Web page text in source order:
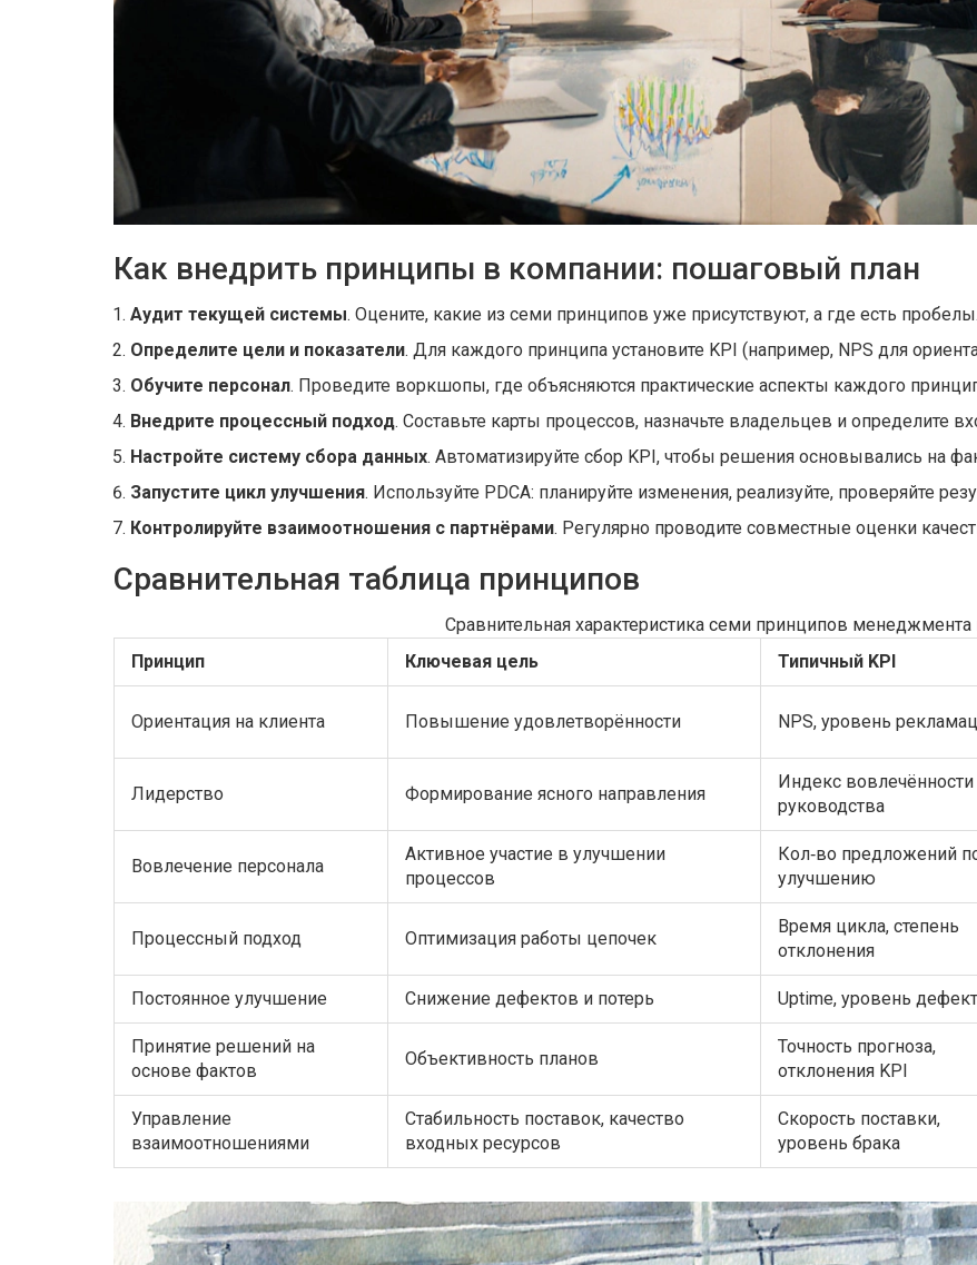
Как внедрить принципы в компании: пошаговый план
Аудит текущей системы. Оцените, какие из семи принципов уже присутствуют, а где есть пробелы.
Определите цели и показатели. Для каждого принципа установите KPI (например, NPS для
Обучите персонал. Проведите воркшопы, где объясняются практические аспекты каждого
Внедрите процессный подход. Составьте карты процессов, назначьте владельцев и определите
Настройте систему сбора данных. Автоматизируйте сбор KPI, чтобы решения основывались на
Запустите цикл улучшения. Используйте PDCA: планируйте изменения, реализуйте, проверяйте
Контролируйте взаимоотношения с партнёрами. Регулярно проводите совместные оценки
Сравнительная таблица принципов
Сравнительная характеристика семи принципов менеджмента
Принцип
Ключевая цель Типичный KPI
Ориентация на клиента Повышение удовлетворённости NPS, уровень
Лидерство Формирование ясного направления
Индекс вовлечённости
руководства
Вовлечение персонала
Активное участие в улучшении
процессов
Кол‑во предложений
улучшению
Процессный подход Оптимизация работы цепочек
Время цикла, степень
отклонения
Постоянное улучшение Снижение дефектов и потерь Uptime, уровень
Принятие решений на
основе фактов
Объективность планов
Точность прогноза,
отклонения KPI
Управление
взаимоотношениями
Стабильность поставок, качество
входных ресурсов
Скорость поставки,
уровень брака